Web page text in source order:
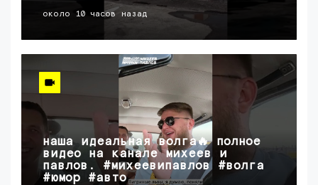
около 10 часов назад
наша идеальная волга🔥 полное
видео на канале михеев и
павлов. #михеевипавлов #волга
#юмор #авто